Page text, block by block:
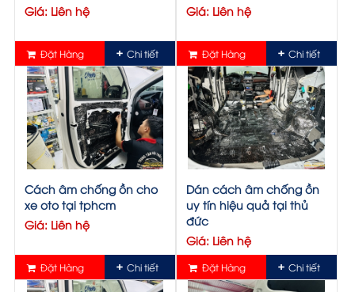
Giá: Liên hệ
Đặt Hàng Chi tiết
Giá: Liên hệ
Đặt Hàng Chi tiết
Cách âm chống ồn cho
xe oto tại tphcm
Giá: Liên hệ
Đặt Hàng Chi tiết
Dán cách âm chống ồn
uy tín hiệu quả tại thủ
đức
Giá: Liên hệ
Đặt Hàng Chi tiết